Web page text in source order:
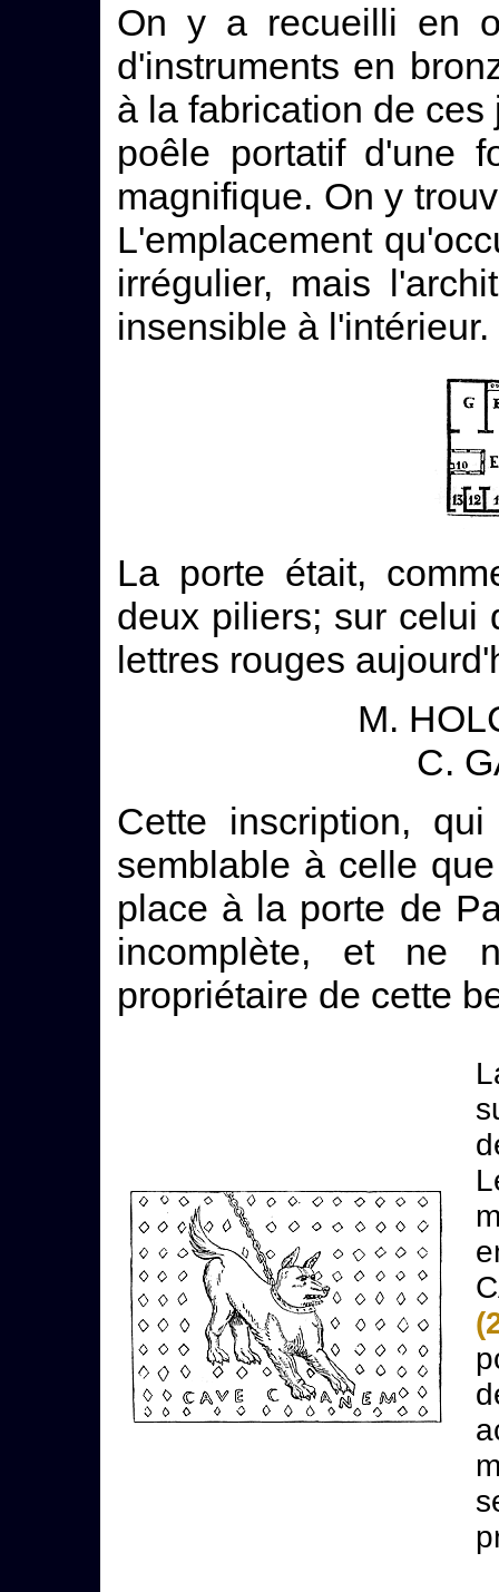
On y a recueilli en
d'instruments en
à la fabrication de
poêle portatif d'une
magnifique. On y
L'emplacement
irrégulier, mais
insensible à l'intérieur.
La porte était,
deux piliers; sur celui
lettres rouges
M.
C.
Cette inscription,
semblable à celle
place à la porte de
incomplète, et ne
propriétaire de cette